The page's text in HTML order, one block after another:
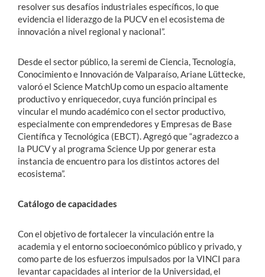
resolver sus desafíos industriales específicos, lo que
evidencia el liderazgo de la PUCV en el ecosistema de
innovación a nivel regional y nacional”.
Desde el sector público, la seremi de Ciencia, Tecnología,
Conocimiento e Innovación de Valparaíso, Ariane Lüttecke,
valoró el Science MatchUp como un espacio altamente
productivo y enriquecedor, cuya función principal es
vincular el mundo académico con el sector productivo,
especialmente con emprendedores y Empresas de Base
Científica y Tecnológica (EBCT). Agregó que “agradezco a
la PUCV y al programa Science Up por generar esta
instancia de encuentro para los distintos actores del
ecosistema”.
Catálogo de capacidades
Con el objetivo de fortalecer la vinculación entre la
academia y el entorno socioeconómico público y privado, y
como parte de los esfuerzos impulsados por la VINCI para
levantar capacidades al interior de la Universidad, el